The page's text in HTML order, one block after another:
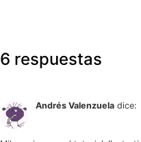
6 respuestas
Andrés Valenzuela dice: